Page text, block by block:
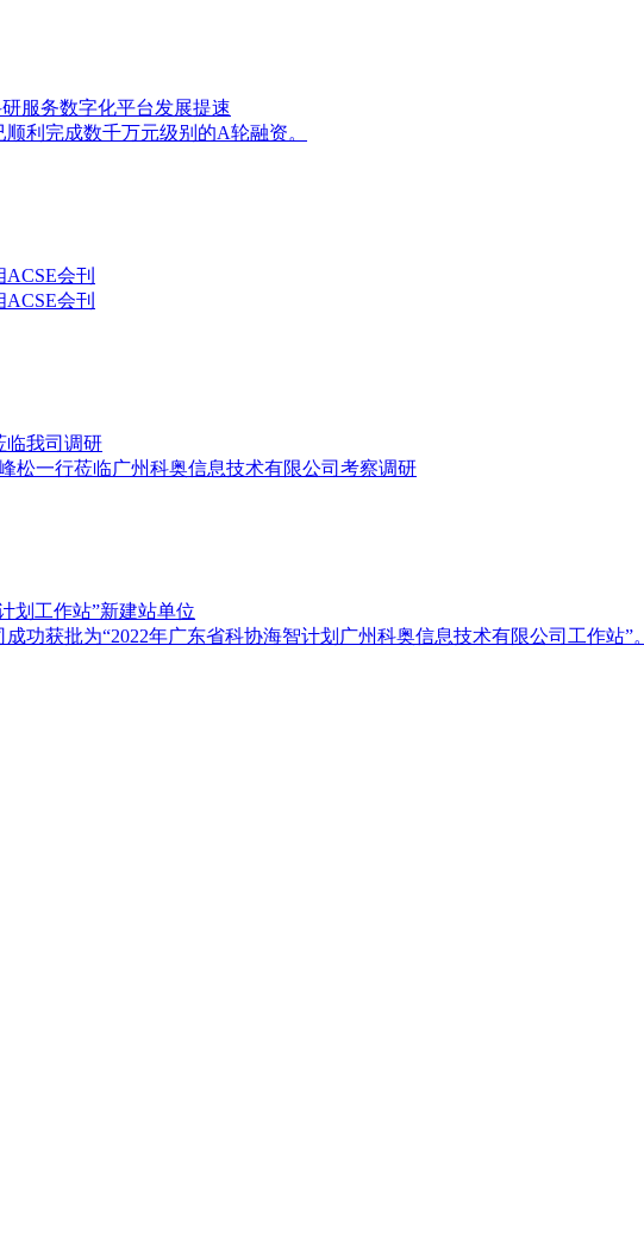
服务数字化平台发展提速
利完成数千万元级别的A轮融资。
会刊
会刊
临我司调研
松一行莅临广州科奥信息技术有限公司考察调研
划工作站”新建站单位
功获批为“2022年广东省科协海智计划广州科奥信息技术有限公司工作站”。